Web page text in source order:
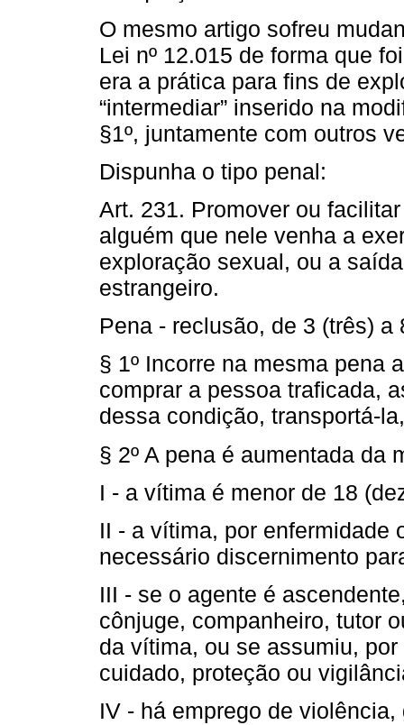
O mesmo artigo sofreu
Lei nº 12.015 de forma que
era a prática para fins de
“intermediar” inserido na
§1º, juntamente com outros
Dispunha o tipo penal:
Art. 231. Promover ou
alguém que nele venha a
exploração sexual, ou a
estrangeiro.
Pena - reclusão, de 3 (três) a
§ 1º Incorre na mesma pena
comprar a pessoa traficada,
dessa condição, transportá-
§ 2º A pena é aumentada da
I - a vítima é menor de 18
II - a vítima, por enfermidade
necessário discernimento
III - se o agente é
cônjuge, companheiro, tutor
da vítima, ou se assumiu,
cuidado, proteção ou
IV - há emprego de